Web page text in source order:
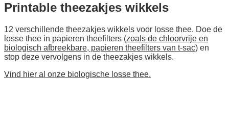
Printable theezakjes wikkels
12 verschillende theezakjes wikkels voor losse thee. Doe de
losse thee in papieren theefilters (zoals de chloorvrije en
biologisch afbreekbare, papieren theefilters van t-sac) en
stop deze vervolgens in de theezakjes wikkels.
Vind hier al onze biologische losse thee.